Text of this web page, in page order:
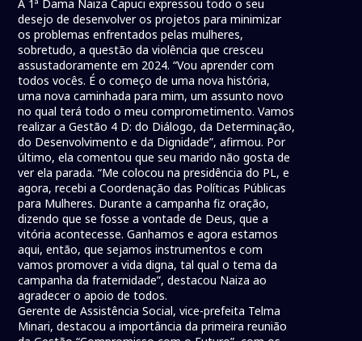
A 1ª Dama Naiza Capuci expressou todo o seu
desejo de desenvolver os projetos para minimizar
os problemas enfrentados pelas mulheres,
sobretudo, a questão da violência que cresceu
assustadoramente em 2024. “Vou aprender com
todos vocês. É o começo de uma nova história,
uma nova caminhada para mim, um assunto novo
no qual terá todo o meu comprometimento. Vamos
realizar a Gestão 4 D: do Diálogo, da Determinação,
do Desenvolvimento e da Dignidade”, afirmou. Por
último, ela comentou que seu marido não gosta de
ver ela parada. “Me colocou na presidência do PL, e
agora, recebi a Coordenação das Políticas Públicas
para Mulheres. Durante a campanha fiz oração,
dizendo que se fosse a vontade de Deus, que a
vitória acontecesse. Ganhamos e agora estamos
aqui, então, que sejamos instrumentos e com
vamos promover a vida digna, tal qual o tema da
campanha da fraternidade”, destacou Naiza ao
agradecer o apoio de todos.
Gerente de Assistência Social, vice-prefeita Telma
Minari, destacou a importância da primeira reunião